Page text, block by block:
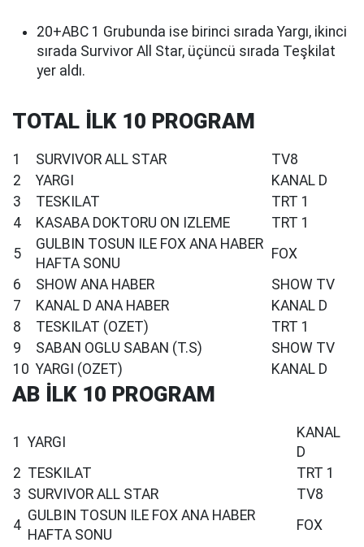
20+ABC 1 Grubunda ise birinci sırada Yargı, ikinci
sırada Survivor All Star, üçüncü sırada Teşkilat
yer aldı.
TOTAL İLK 10 PROGRAM
1 SURVIVOR ALL STAR
TV8
2
YARGI
KANAL D
3
TESKILAT
TRT 1
4
KASABA DOKTORU ON IZLEME
TRT 1
5
GULBIN TOSUN ILE FOX ANA HABER
HAFTA SONU
FOX
6
SHOW ANA HABER
SHOW TV
7
KANAL D ANA HABER
KANAL D
8
TESKILAT (OZET)
TRT 1
9
SABAN OGLU SABAN (T.S)
SHOW TV
10 YARGI (OZET) KANAL D
AB İLK 10 PROGRAM
1 YARGI
KANAL
D
2 TESKILAT
TRT 1
3 SURVIVOR ALL STAR
TV8
4
GULBIN TOSUN ILE FOX ANA HABER
HAFTA SONU
FOX